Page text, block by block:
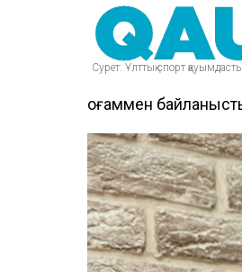
Сурет: Ұлттық спорт
Қоғаммен